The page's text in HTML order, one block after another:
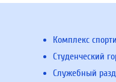
Комплекс
Студенческий
Служебный